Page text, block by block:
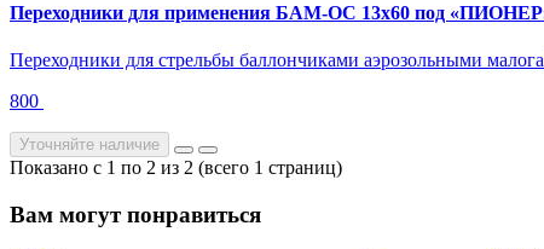
Переходники для применения БАМ-ОС 13х60 под
Переходники для стрельбы баллончиками аэрозольными
800
Уточняйте наличие
Показано с 1 по 2 из 2 (всего 1 страниц)
Вам могут понравиться